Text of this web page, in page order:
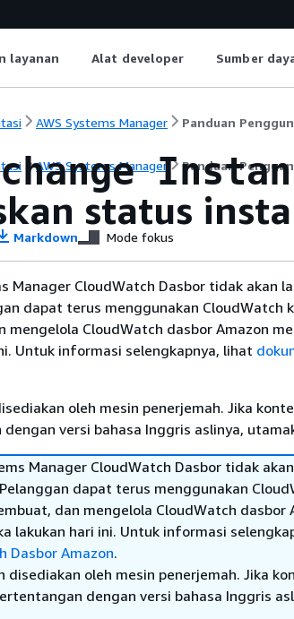
layanan Alat developer Sumber
AWS Systems Manager Panduan
AWS Systems Manager Panduan
status
Markdown Mode fokus
Manager CloudWatch Dasbor tidak akan
dapat terus menggunakan CloudWatch
mengelola CloudWatch dasbor Amazon
Untuk informasi selengkapnya, lihat
oleh mesin penerjemah. Jika
versi bahasa Inggris aslinya,
Manager CloudWatch Dasbor tidak
dapat terus menggunakan
dan mengelola CloudWatch dasbor
lakukan hari ini. Untuk informasi
Dasbor Amazon.
disediakan oleh mesin penerjemah. Jika
dengan versi bahasa Inggris